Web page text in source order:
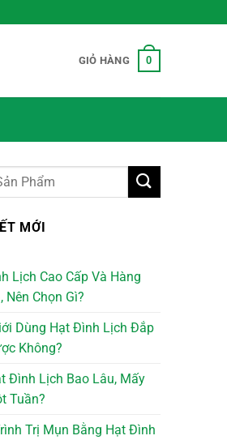
GIỎ HÀNG 0
MỚI
Lịch Cao Cấp Và Hàng
Nên Chọn Gì?
Dùng Hạt Đình Lịch Đắp
Không?
Đình Lịch Bao Lâu, Mấy
Tuần?
Trị Mụn Bằng Hạt Đình